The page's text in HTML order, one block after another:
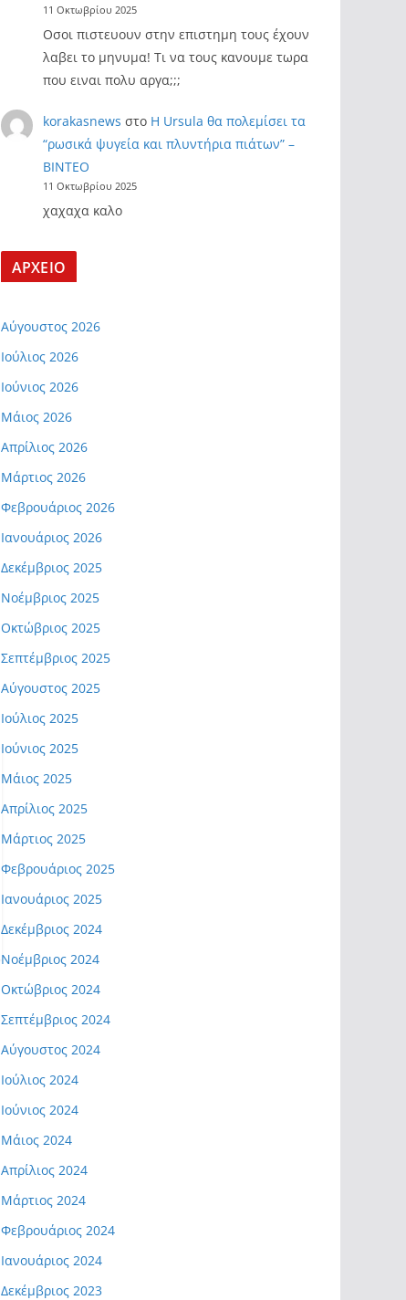
11 Οκτωβρίου 2025
Οσοι πιστευουν στην επιστημη τους έχουν
λαβει το μηνυμα! Τι να τους κανουμε τωρα
που ειναι πολυ αργα;;;
korakasnews στο Η Ursula θα πολεμίσει τα
“ρωσικά ψυγεία και πλυντήρια πιάτων” –
ΒΙΝΤΕΟ
11 Οκτωβρίου 2025
χαχαχα καλο
ΑΡΧΕΙΟ
Αύγουστος 2026
Ιούλιος 2026
Ιούνιος 2026
Μάιος 2026
Απρίλιος 2026
Μάρτιος 2026
Φεβρουάριος 2026
Ιανουάριος 2026
Δεκέμβριος 2025
Νοέμβριος 2025
Οκτώβριος 2025
Σεπτέμβριος 2025
Αύγουστος 2025
Ιούλιος 2025
Ιούνιος 2025
Μάιος 2025
Απρίλιος 2025
Μάρτιος 2025
Φεβρουάριος 2025
Ιανουάριος 2025
Δεκέμβριος 2024
Νοέμβριος 2024
Οκτώβριος 2024
Σεπτέμβριος 2024
Αύγουστος 2024
Ιούλιος 2024
Ιούνιος 2024
Μάιος 2024
Απρίλιος 2024
Μάρτιος 2024
Φεβρουάριος 2024
Ιανουάριος 2024
Δεκέμβριος 2023